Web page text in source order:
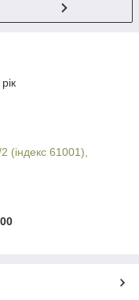
(індекс 61001),